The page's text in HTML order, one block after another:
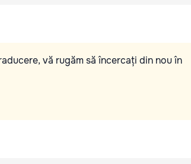
vă rugăm să încercați din nou în